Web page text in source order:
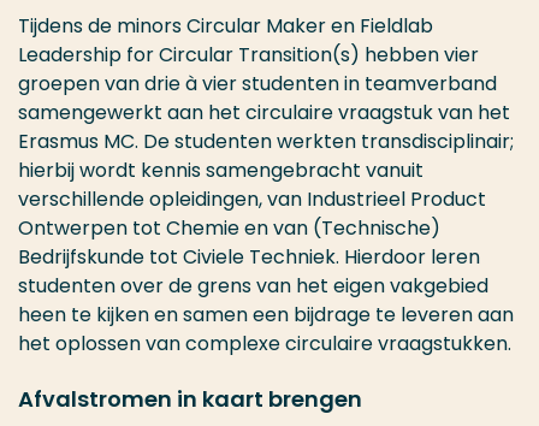
Tijdens de minors Circular Maker en Fieldlab
Leadership for Circular Transition(s) hebben vier
groepen van drie à vier studenten in teamverband
samengewerkt aan het circulaire vraagstuk van het
Erasmus MC. De studenten werkten transdisciplinair;
hierbij wordt kennis samengebracht vanuit
verschillende opleidingen, van Industrieel Product
Ontwerpen tot Chemie en van (Technische)
Bedrijfskunde tot Civiele Techniek. Hierdoor leren
studenten over de grens van het eigen vakgebied
heen te kijken en samen een bijdrage te leveren aan
het oplossen van complexe circulaire vraagstukken.
Afvalstromen in kaart brengen